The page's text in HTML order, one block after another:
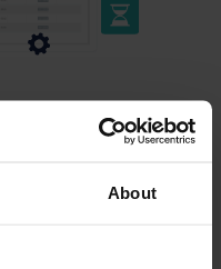
About
műveleti vezetőnek
nem